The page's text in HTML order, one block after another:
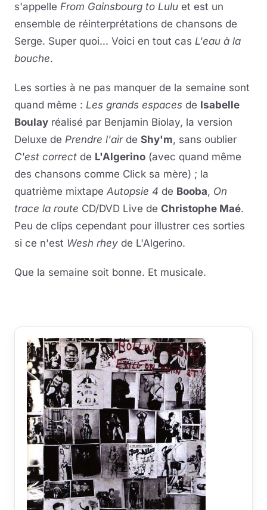
s'appelle From Gainsbourg to Lulu et est un
ensemble de réinterprétations de chansons de
Serge. Super quoi... Voici en tout cas L'eau à la
bouche.
Les sorties à ne pas manquer de la semaine sont
quand même : Les grands espaces de Isabelle
Boulay réalisé par Benjamin Biolay, la version
Deluxe de Prendre l'airde Shy'm, sans oublier
C'est correct de L'Algerino (avec quand même
des chansons comme Click sa mère) ; la
quatrième mixtape Autopsie 4 de Booba, On
trace la route CD/DVD Live de Christophe Maé.
Peu de clips cependant pour illustrer ces sorties
si ce n'est Wesh rhey de L'Algerino.
Que la semaine soit bonne. Et musicale.